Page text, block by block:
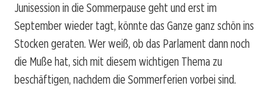
Junisession in die Sommerpause geht und erst im
September wieder tagt, könnte das Ganze ganz schön ins
Stocken geraten. Wer weiß, ob das Parlament dann noch
die Muße hat, sich mit diesem wichtigen Thema zu
beschäftigen, nachdem die Sommerferien vorbei sind.